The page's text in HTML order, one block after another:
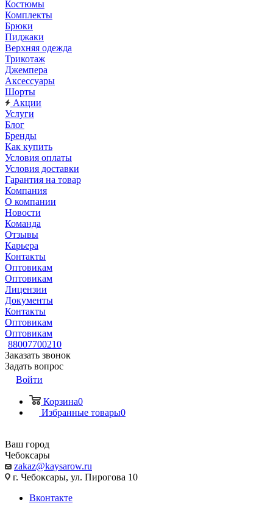
Костюмы
Комплекты
Брюки
Пиджаки
Верхняя одежда
Трикотаж
Джемпера
Аксессуары
Шорты
Акции
Услуги
Блог
Бренды
Как купить
Условия оплаты
Условия доставки
Гарантия на товар
Компания
О компании
Новости
Команда
Отзывы
Карьера
Контакты
Оптовикам
Оптовикам
Лицензии
Документы
Контакты
Оптовикам
Оптовикам
88007700210
Заказать звонок
Задать вопрос
Войти
Корзина0
Избранные товары0
Ваш город
Чебоксары
zakaz@kaysarow.ru
г. Чебоксары, ул. Пирогова 10
Вконтакте